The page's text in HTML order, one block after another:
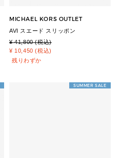
MICHAEL KORS OUTLET
AVI スエード スリッポン
¥ 41,800 (税込)
¥ 10,450 (税込)
残りわずか
SUMMER SALE